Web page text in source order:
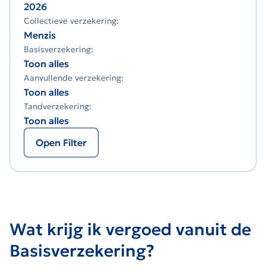
2026
Collectieve verzekering:
Menzis
Basisverzekering:
Toon alles
Aanvullende verzekering:
Toon alles
Tandverzekering:
Toon alles
Open Filter
Wat krijg ik vergoed vanuit de
Basisverzekering?